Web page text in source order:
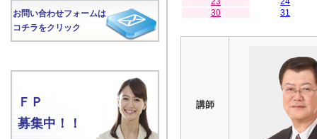
30
31
講師
お問い合わせフォームは
コチラをクリック
ＦＰ
募集中！！